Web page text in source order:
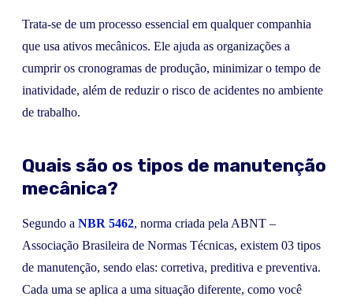
Trata-se de um processo essencial em qualquer companhia
que usa ativos mecânicos. Ele ajuda as organizações a
cumprir os cronogramas de produção, minimizar o tempo de
inatividade, além de reduzir o risco de acidentes no ambiente
de trabalho.
Quais são os tipos de manutenção
mecânica?
Segundo a NBR 5462, norma criada pela ABNT –
Associação Brasileira de Normas Técnicas, existem 03 tipos
de manutenção, sendo elas: corretiva, preditiva e preventiva.
Cada uma se aplica a uma situação diferente, como você